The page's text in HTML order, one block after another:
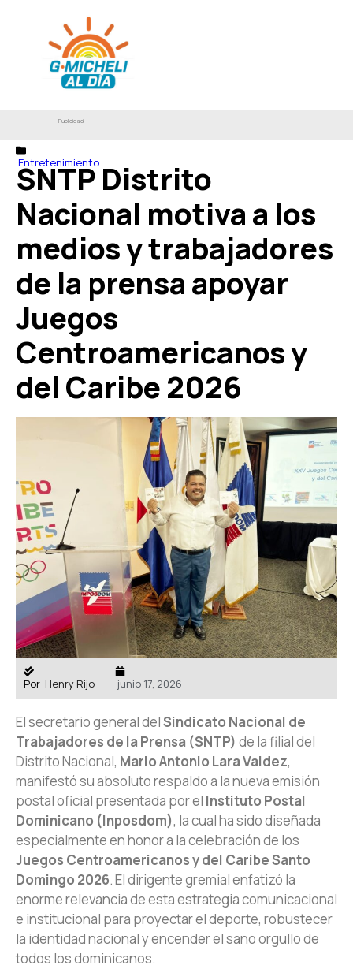
Publicidad
Entretenimiento
SNTP Distrito
Nacional motiva a los
medios y trabajadores
de la prensa apoyar
Juegos
Centroamericanos y
del Caribe 2026
Por Henry Rijo junio 17, 2026
El secretario general delSindicato Nacional de
Trabajadores de la Prensa (SNTP) de la filial del
Distrito Nacional, Mario Antonio Lara Valdez,
manifestó su absoluto respaldo a la nueva emisión
postal oficial presentada por el Instituto Postal
Dominicano (Inposdom), la cual ha sido diseñada
especialmente en honor a la celebración de los
Juegos Centroamericanos y del Caribe Santo
Domingo 2026. El dirigente gremial enfatizó la
enorme relevancia de esta estrategia comunicacional
e institucional para proyectar el deporte, robustecer
la identidad nacional y encender el sano orgullo de
todos los dominicanos.